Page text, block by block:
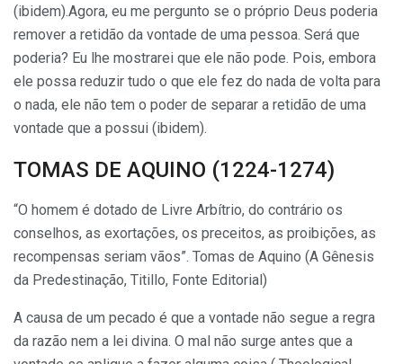
(ibidem).Agora, eu me pergunto se o próprio Deus poderia
remover a retidão da vontade de uma pessoa. Será que
poderia? Eu lhe mostrarei que ele não pode. Pois, embora
ele possa reduzir tudo o que ele fez do nada de volta para
o nada, ele não tem o poder de separar a retidão de uma
vontade que a possui (ibidem).
TOMAS DE AQUINO (1224-1274)
“O homem é dotado de Livre Arbítrio, do contrário os
conselhos, as exortações, os preceitos, as proibições, as
recompensas seriam vãos”. Tomas de Aquino (A Gênesis
da Predestinação, Titillo, Fonte Editorial)
A causa de um pecado é que a vontade não segue a regra
da razão nem a lei divina. O mal não surge antes que a